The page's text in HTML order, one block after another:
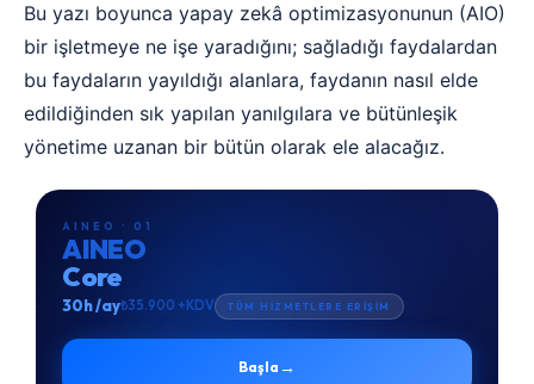
Bu yazı boyunca yapay zekâ optimizasyonunun (AIO)
bir işletmeye ne işe yaradığını; sağladığı faydalardan
bu faydaların yayıldığı alanlara, faydanın nasıl elde
edildiğinden sık yapılan yanılgılara ve bütünleşik
yönetime uzanan bir bütün olarak ele alacağız.
AINEO · 01
AINEO
Core
30h /ay₺35.900 +KDV TÜM HİZMETLERE ERİŞİM
Başla →